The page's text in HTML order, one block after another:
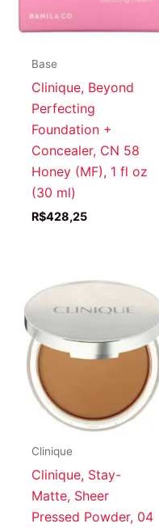
Base
Clinique, Beyond
Perfecting
Foundation +
Concealer, CN 58
Honey (MF), 1 fl oz
(30 ml)
R$428,25
Clinique
Clinique, Stay-
Matte, Sheer
Pressed Powder, 04